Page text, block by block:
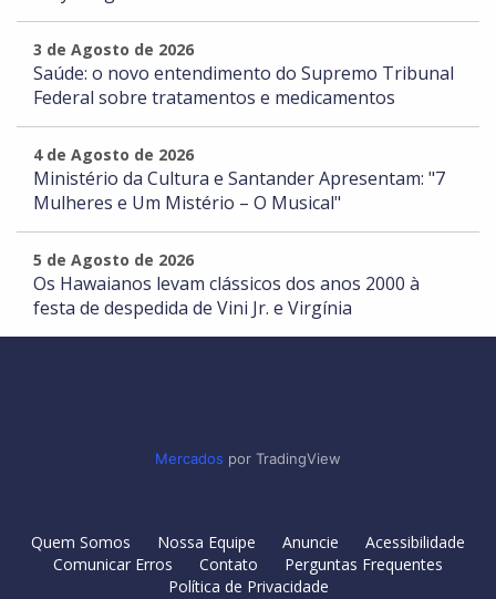
3 de Agosto de 2026
Saúde: o novo entendimento do Supremo Tribunal
Federal sobre tratamentos e medicamentos
4 de Agosto de 2026
Ministério da Cultura e Santander Apresentam: "7
Mulheres e Um Mistério – O Musical"
5 de Agosto de 2026
Os Hawaianos levam clássicos dos anos 2000 à
festa de despedida de Vini Jr. e Virgínia
Mercados por TradingView
Quem Somos Nossa Equipe Anuncie
Acessibilidade
Comunicar Erros
Contato
Perguntas Frequentes
Política de Privacidade